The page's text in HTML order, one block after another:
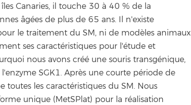
Canaries, il touche 30 à 40 % de la
âgées de plus de 65 ans. Il n'existe
le traitement du SM, ni de modèles animaux
ses caractéristiques pour l'étude et
nous avons créé une souris transgénique,
SGK1. Après une courte période de
toutes les caractéristiques du SM. Nous
unique (MetSPlat) pour la réalisation